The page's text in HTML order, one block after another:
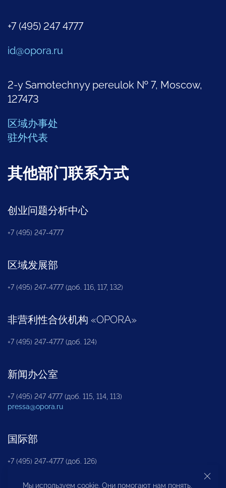
+7 (495) 247 4777
id@opora.ru
2-y Samotechnyy pereulok № 7, Moscow,
127473
区域办事处
驻外代表
其他部门联系方式
创业问题分析中心
+7 (495) 247-4777
区域发展部
+7 (495) 247-4777 (доб. 116, 117, 132)
非营利性合伙机构 «OPORA»
+7 (495) 247-4777 (доб. 124)
新闻办公室
+7 (495) 247 4777 (доб. 115, 114, 113)
pressa@opora.ru
国际部
+7 (495) 247-4777 (доб. 126)
Мы используем cookie. Они помогают нам понять,